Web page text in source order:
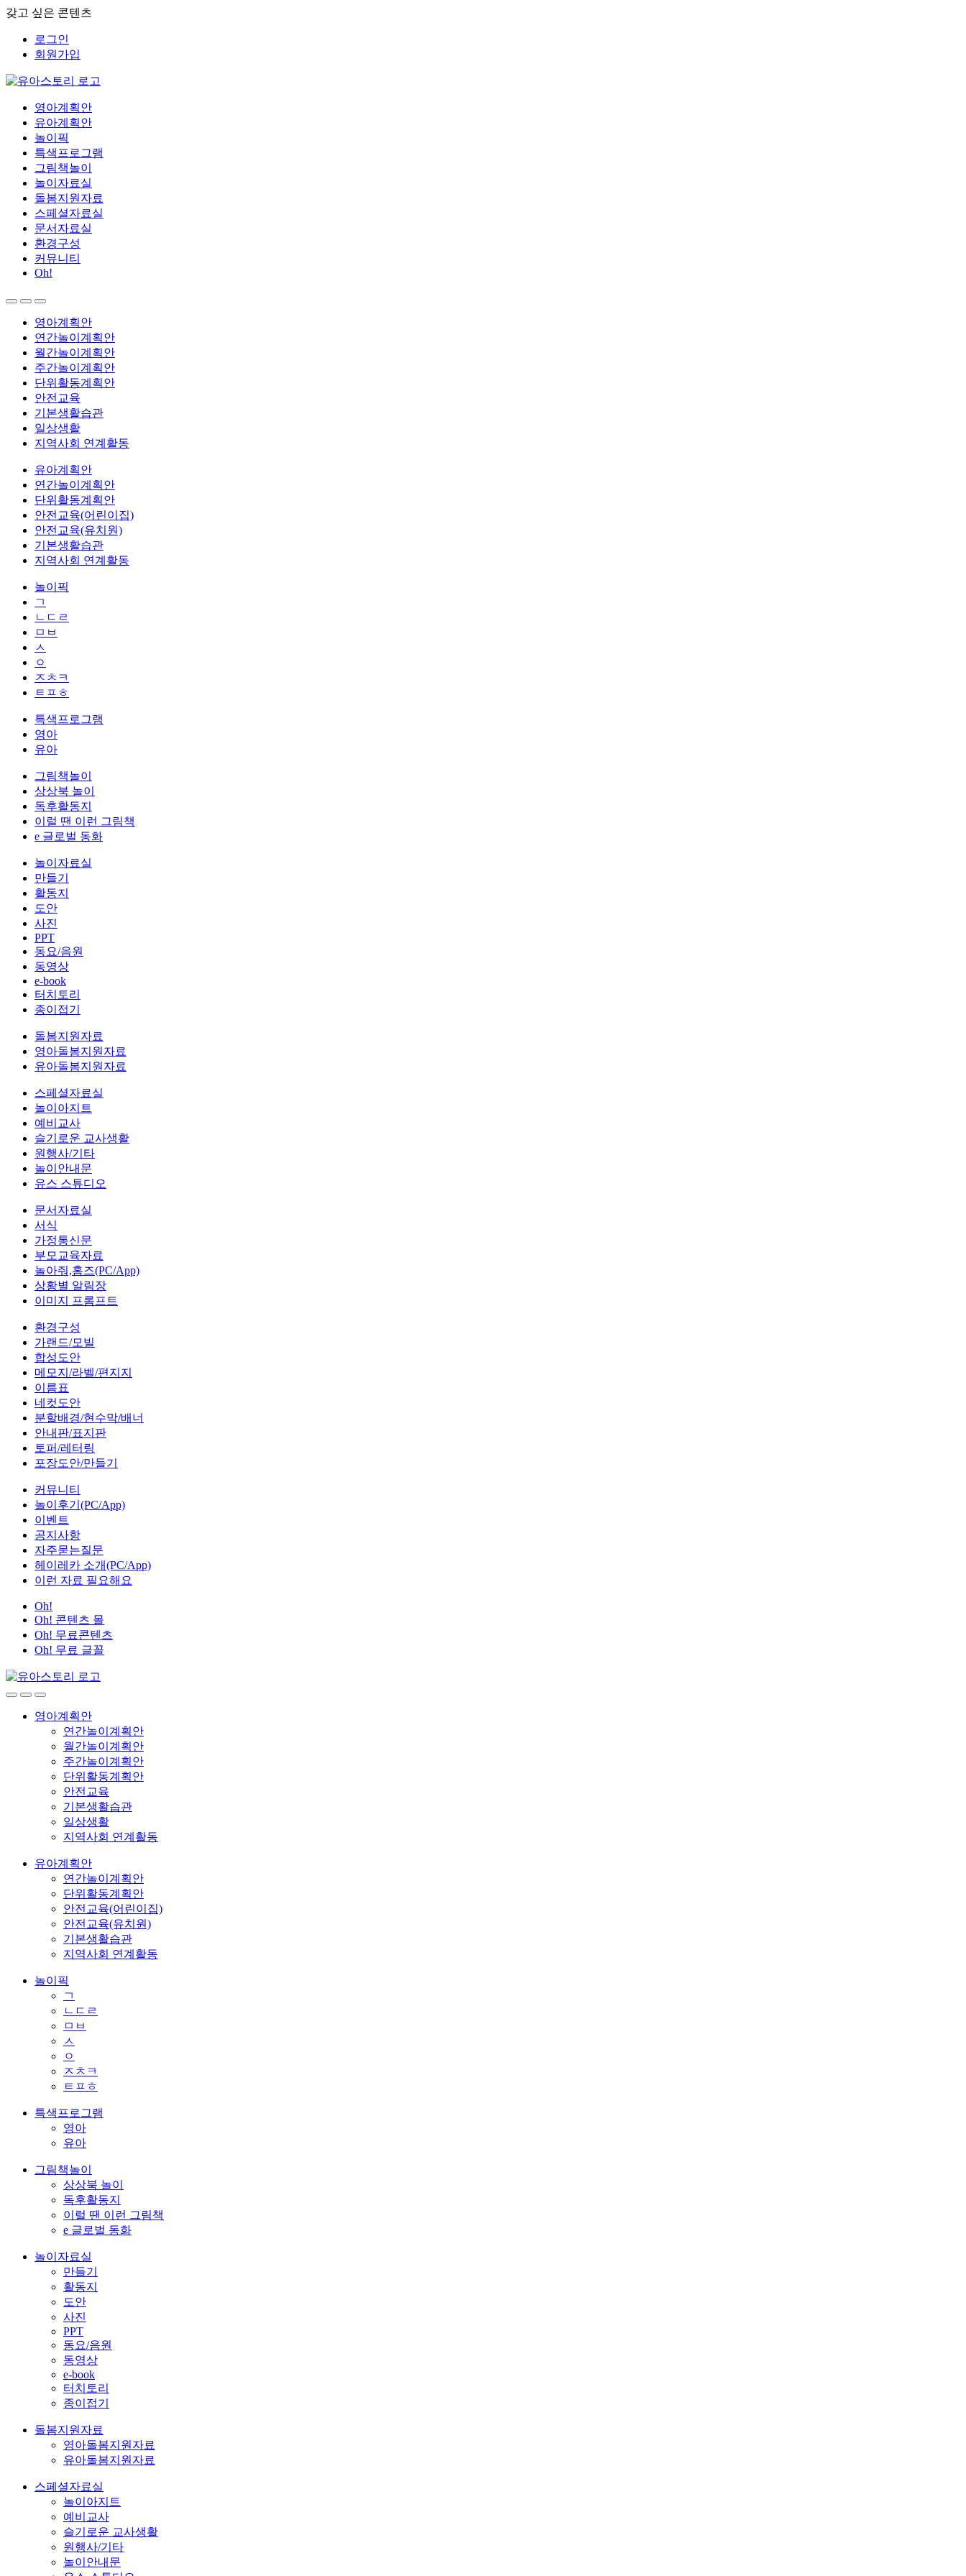
갖고 싶은 콘텐츠
로그인
회원가입
영아계획안
유아계획안
놀이픽
특색프로그램
그림책놀이
놀이자료실
돌봄지원자료
스페셜자료실
문서자료실
환경구성
커뮤니티
Oh!
영아계획안
연간놀이계획안
월간놀이계획안
주간놀이계획안
단위활동계획안
안전교육
기본생활습관
일상생활
지역사회 연계활동
유아계획안
연간놀이계획안
단위활동계획안
안전교육(어린이집)
안전교육(유치원)
기본생활습관
지역사회 연계활동
놀이픽
ㄱ
ㄴㄷㄹ
ㅁㅂ
ㅅ
ㅇ
ㅈㅊㅋ
ㅌㅍㅎ
특색프로그램
영아
유아
그림책놀이
상상북 놀이
독후활동지
이럴 땐 이런 그림책
e 글로벌 동화
놀이자료실
만들기
활동지
도안
사진
PPT
동요/음원
동영상
e-book
터치토리
종이접기
돌봄지원자료
영아돌봄지원자료
유아돌봄지원자료
스페셜자료실
놀이아지트
예비교사
슬기로운 교사생활
원행사/기타
놀이안내문
유스 스튜디오
문서자료실
서식
가정통신문
부모교육자료
놀아줘,홈즈(PC/App)
상황별 알림장
이미지 프롬프트
환경구성
가랜드/모빌
합성도안
메모지/라벨/편지지
이름표
네컷도안
분할배경/현수막/배너
안내판/표지판
토퍼/레터링
포장도안/만들기
커뮤니티
놀이후기(PC/App)
이벤트
공지사항
자주묻는질문
헤이레카 소개(PC/App)
이런 자료 필요해요
Oh!
Oh! 콘텐츠 몰
Oh! 무료콘텐츠
Oh! 무료 글꼴
영아계획안
연간놀이계획안
월간놀이계획안
주간놀이계획안
단위활동계획안
안전교육
기본생활습관
일상생활
지역사회 연계활동
유아계획안
연간놀이계획안
단위활동계획안
안전교육(어린이집)
안전교육(유치원)
기본생활습관
지역사회 연계활동
놀이픽
ㄱ
ㄴㄷㄹ
ㅁㅂ
ㅅ
ㅇ
ㅈㅊㅋ
ㅌㅍㅎ
특색프로그램
영아
유아
그림책놀이
상상북 놀이
독후활동지
이럴 땐 이런 그림책
e 글로벌 동화
놀이자료실
만들기
활동지
도안
사진
PPT
동요/음원
동영상
e-book
터치토리
종이접기
돌봄지원자료
영아돌봄지원자료
유아돌봄지원자료
스페셜자료실
놀이아지트
예비교사
슬기로운 교사생활
원행사/기타
놀이안내문